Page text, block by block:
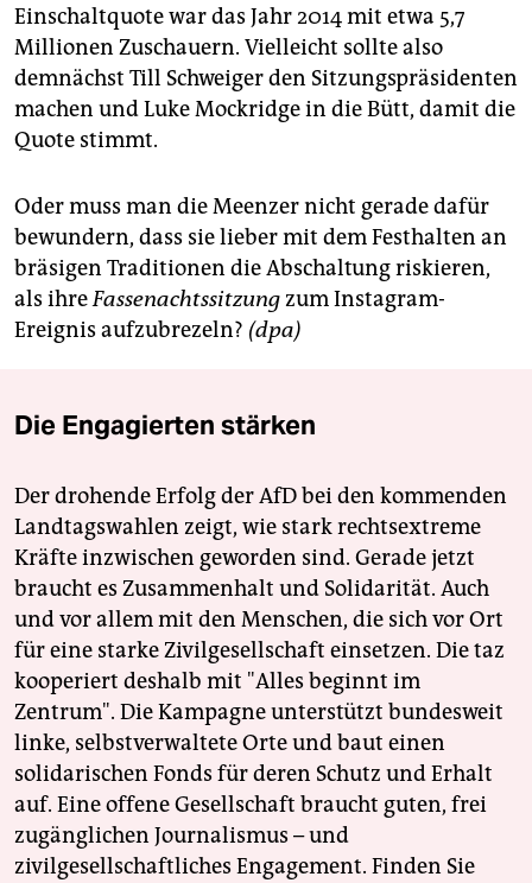
unterstützen
abo
genossenschaft
epaper login
Einschaltquote war das Jahr 2014 mit etwa 5,7
Millionen Zuschauern. Vielleicht sollte also
demnächst Till Schweiger den Sitzungspräsidenten
machen und Luke Mockridge in die Bütt, damit die
Quote stimmt.
Oder muss man die Meenzer nicht gerade dafür
bewundern, dass sie lieber mit dem Festhalten an
bräsigen Traditionen die Abschaltung riskieren,
als ihreFassenachtssitzungzum Instagram-
Ereignis aufzubrezeln? (dpa)
Die Engagierten stärken
Der drohende Erfolg der AfD bei den kommenden
Landtagswahlen zeigt, wie stark rechtsextreme
Kräfte inzwischen geworden sind. Gerade jetzt
braucht es Zusammenhalt und Solidarität. Auch
und vor allem mit den Menschen, die sich vor Ort
für eine starke Zivilgesellschaft einsetzen. Die taz
kooperiert deshalb mit "Alles beginnt im
Zentrum". Die Kampagne unterstützt bundesweit
linke, selbstverwaltete Orte und baut einen
solidarischen Fonds für deren Schutz und Erhalt
auf. Eine offene Gesellschaft braucht guten, frei
zugänglichen Journalismus – und
zivilgesellschaftliches Engagement. Finden Sie